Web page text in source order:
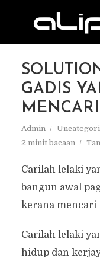
GADIS
Admin
2 minit bacaan
Carilah lelaki
bangun awal
kerana mencari
Carilah lelaki
hidup dan